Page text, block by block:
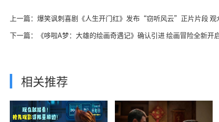
上一篇：爆笑讽刺喜剧《人生开门红》发布“窃听风云”正片片段
下一篇：《哆啦A梦：大雄的绘画奇遇记》确认引进 绘画冒险全新开
相关推荐